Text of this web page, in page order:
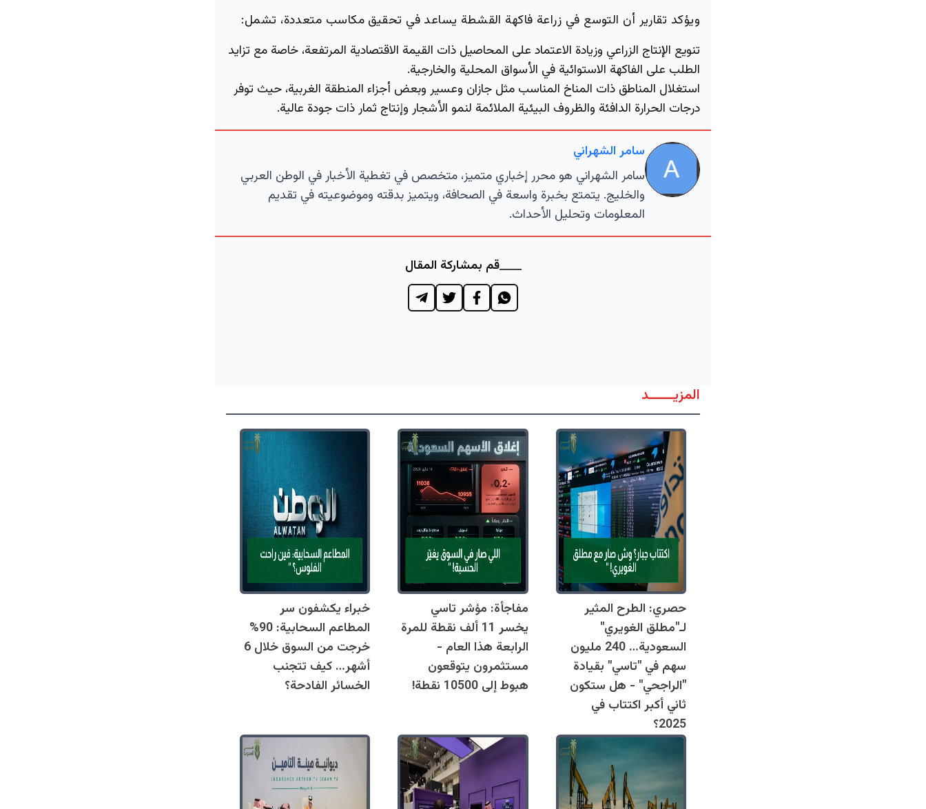
ويؤكد تقارير أن التوسع في زراعة فاكهة القشطة يساعد في تحقيق مكاسب متعددة، تشمل:
تنويع الإنتاج الزراعي وزيادة الاعتماد على المحاصيل ذات القيمة الاقتصادية المرتفعة، خاصة مع تزايد
الطلب على الفاكهة الاستوائية في الأسواق المحلية والخارجية.
استغلال المناطق ذات المناخ المناسب مثل جازان وعسير وبعض أجزاء المنطقة الغربية، حيث توفر
درجات الحرارة الدافئة والظروف البيئية الملائمة لنمو الأشجار وإنتاج ثمار ذات جودة عالية.
سامر الشهراني
سامر الشهراني هو محرر إخباري متميز، متخصص في تغطية الأخبار في الوطن العربي
والخليج. يتمتع بخبرة واسعة في الصحافة، ويتميز بدقته وموضوعيته في تقديم
المعلومات وتحليل الأحداث.
قم بمشاركة المقال
المزيــــــد
حصري: الطرح المثير
لـ"مطلق الغويري"
السعودية… 240 مليون
سهم في "تاسي" بقيادة
"الراجحي" - هل ستكون
ثاني أكبر اكتتاب في
2025؟
مفاجأة: مؤشر تاسي
يخسر 11 ألف نقطة للمرة
الرابعة هذا العام -
مستثمرون يتوقعون
هبوط إلى 10500 نقطة!
خبراء يكشفون سر
المطاعم السحابية: 90%
خرجت من السوق خلال 6
أشهر… كيف تتجنب
الخسائر الفادحة؟